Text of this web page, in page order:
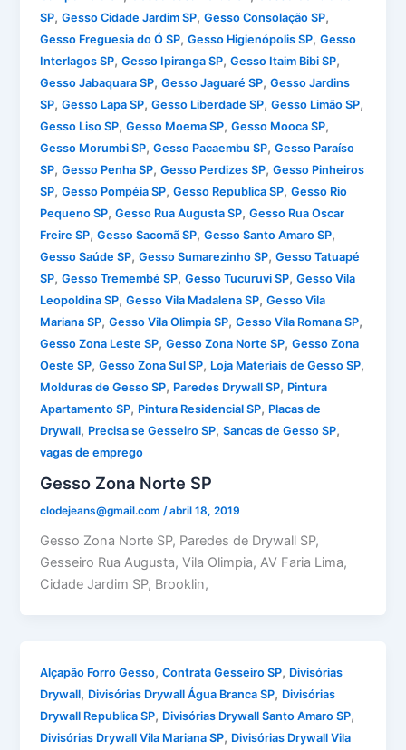
SP,Gesso Cidade Jardim SP,Gesso Consolação SP,
Gesso Freguesia do Ó SP,Gesso Higienópolis SP,Gesso
Interlagos SP,Gesso Ipiranga SP,Gesso Itaim Bibi SP,
Gesso Jabaquara SP,Gesso Jaguaré SP,Gesso Jardins
SP,Gesso Lapa SP,Gesso Liberdade SP,Gesso Limão SP,
Gesso Liso SP,Gesso Moema SP,Gesso Mooca SP,
Gesso Morumbi SP,Gesso Pacaembu SP,Gesso Paraíso
SP,Gesso Penha SP,Gesso Perdizes SP,Gesso Pinheiros
SP,Gesso Pompéia SP,Gesso Republica SP,Gesso Rio
Pequeno SP,Gesso Rua Augusta SP,Gesso Rua Oscar
Freire SP,Gesso Sacomã SP,Gesso Santo Amaro SP,
Gesso Saúde SP,Gesso Sumarezinho SP,Gesso Tatuapé
SP,Gesso Tremembé SP,Gesso Tucuruvi SP,Gesso Vila
Leopoldina SP,Gesso Vila Madalena SP,Gesso Vila
Mariana SP,Gesso Vila Olimpia SP,Gesso Vila Romana SP,
Gesso Zona Leste SP,Gesso Zona Norte SP,Gesso Zona
Oeste SP,Gesso Zona Sul SP, Loja Materiais de Gesso SP,
Molduras de Gesso SP, Paredes Drywall SP, Pintura
Apartamento SP, Pintura Residencial SP, Placas de
Drywall, Precisa se Gesseiro SP,Sancas de Gesso SP,
vagas de emprego
Gesso Zona Norte SP
clodejeans@gmail.com/abril 18, 2019
Gesso Zona Norte SP, Paredes de Drywall SP,
Gesseiro Rua Augusta, Vila Olimpia, AV Faria Lima,
Cidade Jardim SP, Brooklin,
Alçapão Forro Gesso,Contrata Gesseiro SP, Divisórias
Drywall, Divisórias Drywall Água Branca SP, Divisórias
Drywall Republica SP, Divisórias Drywall Santo Amaro SP,
Divisórias Drywall Vila Mariana SP, Divisórias Drywall Vila